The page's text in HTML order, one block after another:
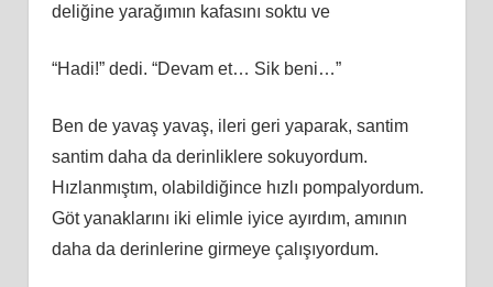
deliğine yarağımın kafasını soktu ve
“Hadi!” dedi. “Devam et… Sik beni…”
Ben de yavaş yavaş, ileri geri yaparak, santim
santim daha da derinliklere sokuyordum.
Hızlanmıştım, olabildiğince hızlı pompalyordum.
Göt yanaklarını iki elimle iyice ayırdım, amının
daha da derinlerine girmeye çalışıyordum.